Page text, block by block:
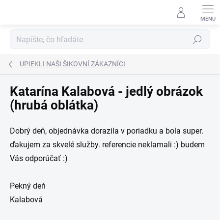
Hľadať
UPIEKLI NAŠI ŠIKOVNÍ ZÁKAZNÍCI
Katarína Kalabová - jedlý obrázok
(hrubá oblátka)
Dobrý deň, objednávka dorazila v poriadku a bola super.
ďakujem za skvelé služby. referencie neklamali :) budem
Vás odporúčať :)
Pekný deň
Kalabová